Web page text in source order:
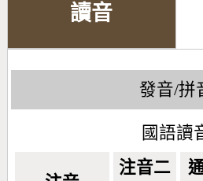
讀音
發音/拼
國語讀
注音二